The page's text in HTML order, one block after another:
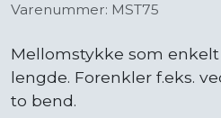
Varenummer: MST75
Mellomstykke som
lengde. Forenkler f.eks.
to bend.